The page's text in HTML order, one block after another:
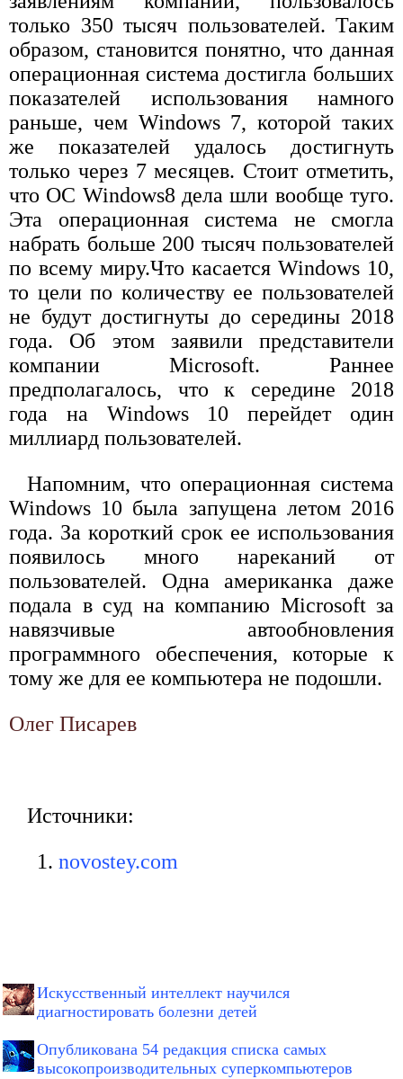
только 350 тысяч пользователей. Таким
образом, становится понятно, что данная
операционная система достигла больших
показателей использования намного
раньше, чем Windows 7, которой таких
же показателей удалось достигнуть
только через 7 месяцев. Стоит отметить,
что ОС Windows8 дела шли вообще туго.
Эта операционная система не смогла
набрать больше 200 тысяч пользователей
по всему миру.Что касается Windows 10,
то цели по количеству ее пользователей
не будут достигнуты до середины 2018
года. Об этом заявили представители
компании Microsoft. Раннее
предполагалось, что к середине 2018
года на Windows 10 перейдет один
миллиард пользователей.
Напомним, что операционная система
Windows 10 была запущена летом 2016
года. За короткий срок ее использования
появилось много нареканий от
пользователей. Одна американка даже
подала в суд на компанию Microsoft за
навязчивые автообновления
программного обеспечения, которые к
тому же для ее компьютера не подошли.
Олег Писарев
Источники:
novostey.com
Искусственный интеллект научился
диагностировать болезни детей
Опубликована 54 редакция списка самых
высокопроизводительных суперкомпьютеров